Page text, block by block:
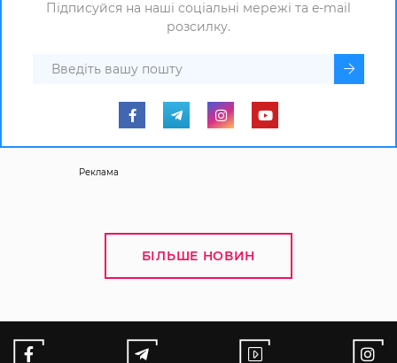
Підписуйся на наші соціальні мережі та e-mail
розсилку.
Реклама
БІЛЬШЕ НОВИН